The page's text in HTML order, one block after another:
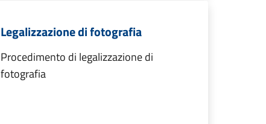
Legalizzazione di fotografia
Procedimento di legalizzazione di
fotografia